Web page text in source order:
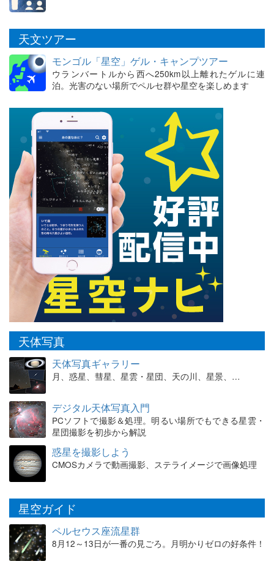
天文ツアー
モンゴル「星空」ゲル・キャンプツアー
ウランバートルから西へ250km以上離れたゲルに連
泊。光害のない場所でペルセ群や星空を楽しめます
天体写真
天体写真ギャラリー
月、惑星、彗星、星雲・星団、天の川、星景、…
デジタル天体写真入門
PCソフトで撮影＆処理。明るい場所でもできる星雲・
星団撮影を初歩から解説
惑星を撮影しよう
CMOSカメラで動画撮影、ステライメージで画像処理
星空ガイド
ペルセウス座流星群
8月12～13日が一番の見ごろ。月明かりゼロの好条件！